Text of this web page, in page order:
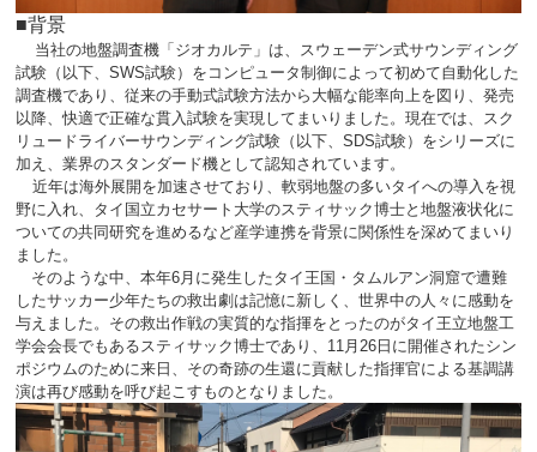
■背景
当社の地盤調査機「ジオカルテ」は、スウェーデン式サウンディング
試験（以下、 SWS試験）をコンピュータ制御によって初めて自動化した
調査機であり、従来の手動式試験方法から大幅な能率向上を図り、発売
以降、快適で正確な貫入試験を実現してまいりました。現在では、スク
リュードライバーサウンディング試験（以下、 SDS試験）をシリーズに
加え、業界のスタンダード機として認知されています。
近年は海外展開を加速させており、軟弱地盤の多いタイへの導入を視
野に入れ、タイ国立カセサート大学のスティサック博士と地盤液状化に
ついての共同研究を進めるなど産学連携を背景に関係性を深めてまいり
ました。
そのような中、本年6月に発生したタイ王国・タムルアン洞窟で遭難
したサッカー少年たちの救出劇は記憶に新しく、世界中の人々に感動を
与えました。その救出作戦の実質的な指揮をとったのがタイ王立地盤工
学会会長でもあるスティサック博士であり、 11月 26 日に開催されたシン
ポジウムのために来日、その奇跡の生還に貢献した指揮官による基調講
演は再び感動を呼び起こすものとなりました。